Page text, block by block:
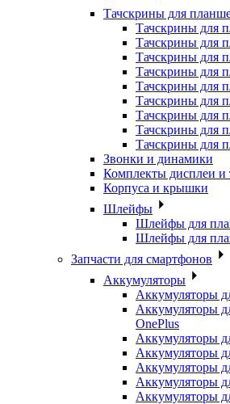
Тачскрины для
Тачскрины для
Тачскрины для
Тачскрины для
Тачскрины для
Тачскрины для
Тачскрины для
Тачскрины для
Тачскрины для
Тачскрины для
Звонки и динамики
Комплекты дисплеи и
Корпуса и крышки
Шлейфы
Шлейфы для
Шлейфы для
Запчасти для смартфонов
Аккумуляторы
Аккумуляторы
Аккумуляторы
OnePlus
Аккумуляторы
Аккумуляторы
Аккумуляторы
Аккумуляторы
Аккумуляторы